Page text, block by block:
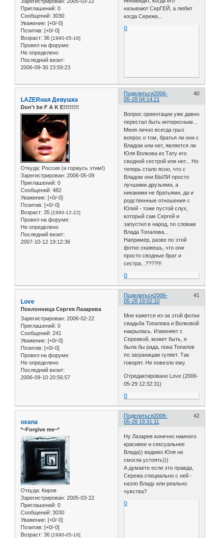
Приглашений: 0
Сообщений: 3030
Уважение: [+0/-0]
Позитив: [+0/-0]
Возраст: 36 [1990-05-16]
Провел на форуме:
Не определено
Последний визит:
2006-09-30 23:59:23
называют СерГЕЙ, а любит
когда Сережа...
0
Поделиться 40
2006-
05-28 04:14:21
LAZERная Девушка
Don't be F A K E!!!!!!!!
Откуда: Россия (и горжусь этим!)
Зарегистрирован: 2006-05-09
Приглашений: 0
Сообщений: 482
Уважение: [+0/-0]
Позитив: [+0/-0]
Возраст: 35 [1990-12-22]
Провел на форуме:
Не определено
Последний визит:
2007-10-12 19:12:36
Вопрос ориентации уже давно
перестал быть интересным...
Меня лично всегда грыз
вопрос о том, братья ли они с
Владом или нет, является ли
Юля Волкова из Тату его
сводной сестрой или нет... Но
теперь стало ясно, что с
Владом они БЫЛИ просто
лучшими друзьями, а
никакими не братьями, да и
родственные отношения с
Юлей - тоже пустой слух,
который сам Сергей и
запустил в народ, по словам
Влада Топалова...
Например, разве по этой
фотке скажешь, что они
просто сводные брат и
сестра...????!!!
0
Поделиться 41
2006-
05-28 19:02:10
Love
Поклонница Сергея Лазарева
Зарегистрирован: 2006-02-22
Приглашений: 0
Сообщений: 241
Уважение: [+0/-0]
Позитив: [+0/-0]
Провел на форуме:
Не определено
Последний визит:
2006-09-10 20:56:57
Мне кажется из-за этой фотки
свадьба Топалова и Волковой
накрылась. Изменяет с
Сережкой, может быть, я
была бы рада, пока Топалов
по заграницам гуляет. Так
говорят. Не повезло ему.
Отредактировано Love (2006-
05-29 12:32:31)
0
Поделиться 42
2006-
05-28 19:31:11
oxana
*~Forgive me~*
Откуда: Киров
Зарегистрирован: 2005-03-22
Приглашений: 0
Сообщений: 3030
Уважение: [+0/-0]
Позитив: [+0/-0]
Возраст: 36 [1990-05-16]
Ну Лазарев конечно намного
красивее и сексуальнее
Влада)) видимо Юля не
смогла устоять)))
А думаете если это правда,
Сережа специально с ней -
назло Владу или реально
чувства?
0